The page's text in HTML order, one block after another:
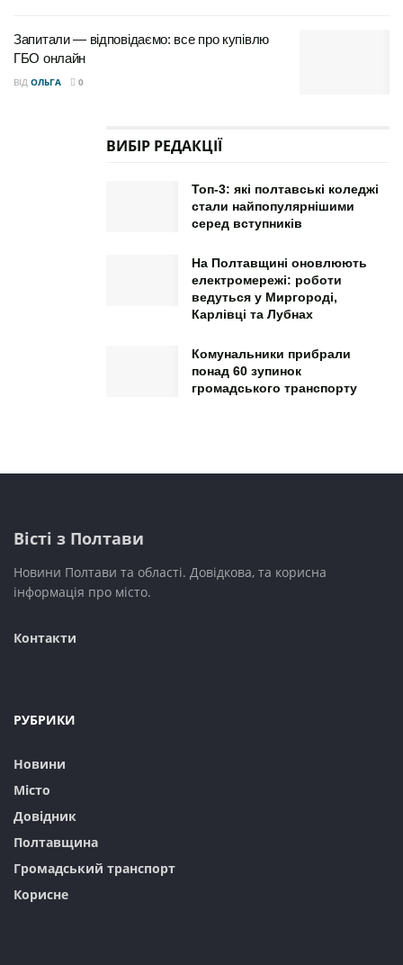
Запитали — відповідаємо: все про купівлю
ГБО онлайн
ВІД ОЛЬГА 0
ВИБІР РЕДАКЦІЇ
Топ-3: які полтавські коледжі
стали найпопулярнішими
серед вступників
На Полтавщині оновлюють
електромережі: роботи
ведуться у Миргороді,
Карлівці та Лубнах
Комунальники прибрали
понад 60 зупинок
громадського транспорту
Вісті з Полтави
Новини Полтави та області. Довідкова, та корисна
інформація про місто.
Контакти
РУБРИКИ
Новини
Місто
Довідник
Полтавщина
Громадський транспорт
Корисне